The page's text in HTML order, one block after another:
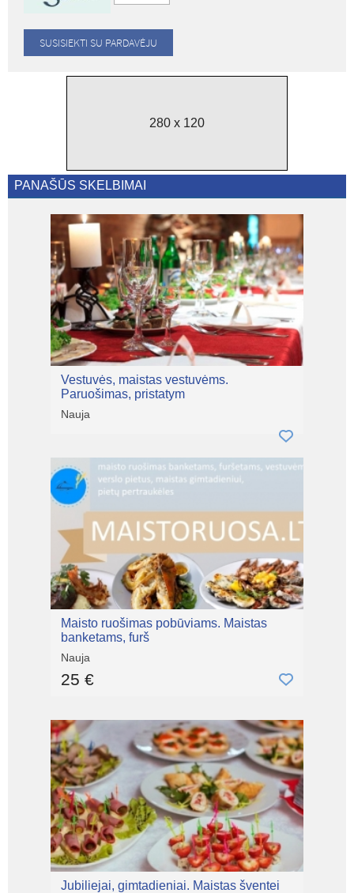
280 x 120
PANAŠŪS SKELBIMAI
Vestuvės, maistas vestuvėms.
Paruošimas, pristatym
Nauja
Maisto ruošimas pobūviams. Maistas
banketams, furš
Nauja
25 €
Jubiliejai, gimtadieniai. Maistas šventei